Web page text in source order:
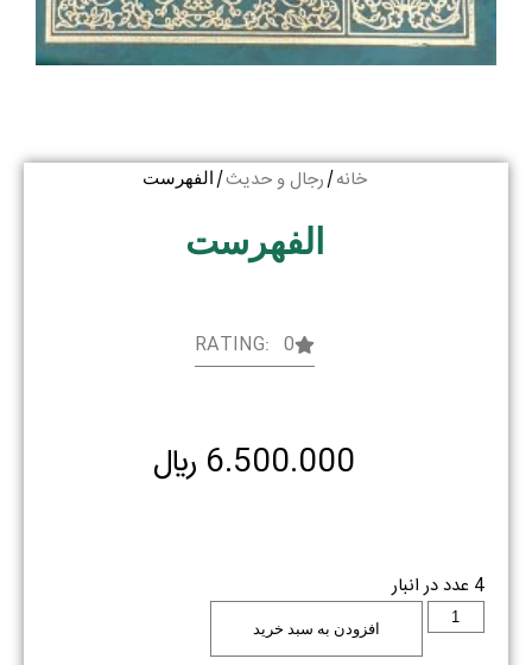
خانه/ رجال و حدیث/ الفهرست
الفهرست
RATING: 0
6.500.000 ﷼
4 عدد در انبار
افزودن به سبد خرید